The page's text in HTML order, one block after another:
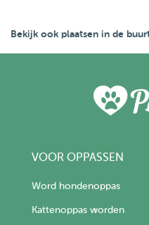
Bekijk ook plaatsen in de
VOOR OPPASSEN
Word hondenoppas
Kattenoppas worden